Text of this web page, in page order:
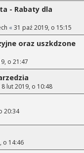
- Rabaty dla
« 31 paź 2019, o 15:15
oraz uszkdzone
o 21:47
8 lut 2019, o 10:48
20:34
o 14:46